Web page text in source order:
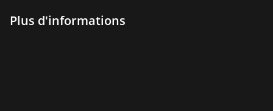
Plus d'informations